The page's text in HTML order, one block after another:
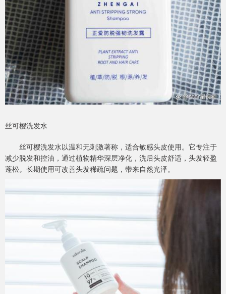
丝可樱洗发水
丝可樱洗发水以温和无刺激著称，适合敏感头皮使用。它专注于
减少脱发和控油，通过植物精华深层净化，洗后头皮舒适，头发轻盈
蓬松。长期使用可改善头发稀疏问题，带来自然光泽。